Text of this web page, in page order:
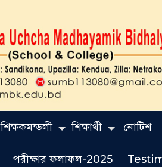
শিক্ষকমন্ডলী শিক্ষার্থী নোটিশ
পরীক্ষার ফলাফল-2025